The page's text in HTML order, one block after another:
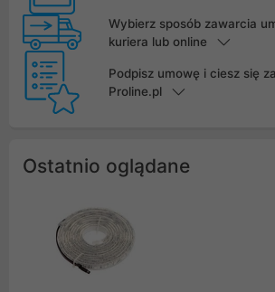
Wybierz sposób zawarcia
kuriera lub online
Podpisz umowę i ciesz się
Proline.pl
Ostatnio oglądane